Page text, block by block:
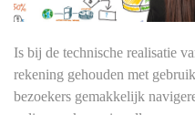
Is bij de technische realisatie
rekening gehouden met
bezoekers gemakkelijk